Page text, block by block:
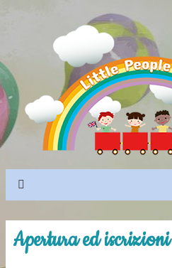
Apertura ed iscrizioni